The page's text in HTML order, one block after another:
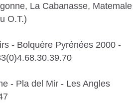
La Cabanasse,
O.T.)
- Bolquère Pyrénées 2000 -
- Pla del Mir - Les Angles